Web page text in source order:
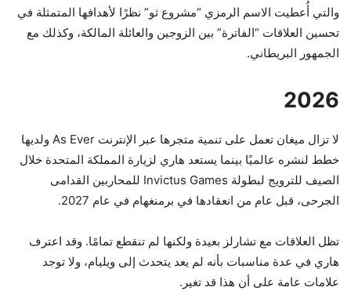
والتي أُعطيت الاسم الرمزي “مشروع ثو” نظرًا لأهدافها المتمثلة في
تحسين العلاقات “الفاترة” بين الزوجين والعائلة المالكة، وكذلك مع
الجمهور البريطاني.
2026
لا تزال ميغان تعمل على تنمية متجرها عبر الإنترنت As Ever ولديها
خطط لنشره عالميًا بينما يستعد هاري لزيارة المملكة المتحدة خلال
الصيف للترويج لبطولة Invictus Games للمحاربين القدامى
الجرحى، قبل عام من انعقادها في برمنغهام في عام 2027.
تظل العلاقات مع تشارلز بعيدة ولكنها لم تنقطع تمامًا. وقد اعترف
هاري في عدة مناسبات بأنه لم يعد يتحدث إلى ويليام، ولا توجد
علامات عامة على أن هذا قد تغير.